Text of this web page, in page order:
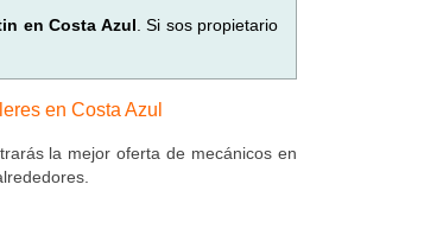
en Costa Azul . Si sos propietario
en Costa Azul
la mejor oferta de mecánicos en